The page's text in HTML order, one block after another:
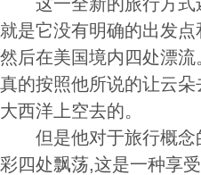
就是它没有明确的出发
然后在美国境内四处漂
真的按照他所说的让云
大西洋上空去的。
但是他对于旅行概念
彩四处飘荡,这是一种享